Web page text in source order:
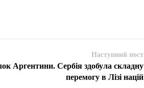
Наступний пост
Аргентини. Сербія здобула складну
перемогу в Лізі націй